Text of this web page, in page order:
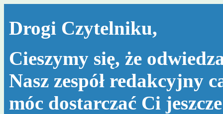
Drogi Czytelniku,
Cieszymy się, że
Nasz zespół redakcyjny
móc dostarczać Ci